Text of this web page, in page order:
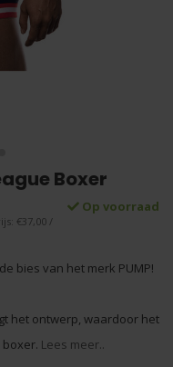
Boxer
Op voorraad
€37,00 /
bies van het merk PUMP!
het ontwerp, waardoor het
Lees meer..